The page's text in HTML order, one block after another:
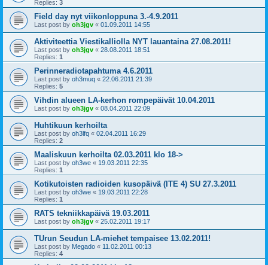
Replies: 3
Field day nyt viikonloppuna 3.-4.9.2011
Last post by oh3jgv « 01.09.2011 14:55
Aktiviteettia Viestikalliolla NYT lauantaina 27.08.2011!
Last post by oh3jgv « 28.08.2011 18:51
Replies: 1
Perinneradiotapahtuma 4.6.2011
Last post by oh3muq « 22.06.2011 21:39
Replies: 5
Vihdin alueen LA-kerhon rompepäivät 10.04.2011
Last post by oh3jgv « 08.04.2011 22:09
Huhtikuun kerhoilta
Last post by oh3lfq « 02.04.2011 16:29
Replies: 2
Maaliskuun kerhoilta 02.03.2011 klo 18->
Last post by oh3we « 19.03.2011 22:35
Replies: 1
Kotikutoisten radioiden kusopäivä (ITE 4) SU 27.3.2011
Last post by oh3we « 19.03.2011 22:28
Replies: 1
RATS tekniikkapäivä 19.03.2011
Last post by oh3jgv « 25.02.2011 19:17
TUrun Seudun LA-miehet tempaisee 13.02.2011!
Last post by Megado « 11.02.2011 00:13
Replies: 4